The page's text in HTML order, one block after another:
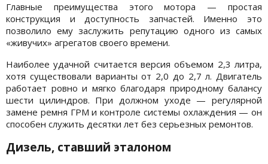
Главные преимущества этого мотора — простая
конструкция и доступность запчастей. Именно это
позволило ему заслужить репутацию одного из самых
«живучих» агрегатов своего времени.
Наиболее удачной считается версия объемом 2,3 литра,
хотя существовали варианты от 2,0 до 2,7 л. Двигатель
работает ровно и мягко благодаря природному балансу
шести цилиндров. При должном уходе — регулярной
замене ремня ГРМ и контроле системы охлаждения — он
способен служить десятки лет без серьезных ремонтов.
Дизель, ставший эталоном